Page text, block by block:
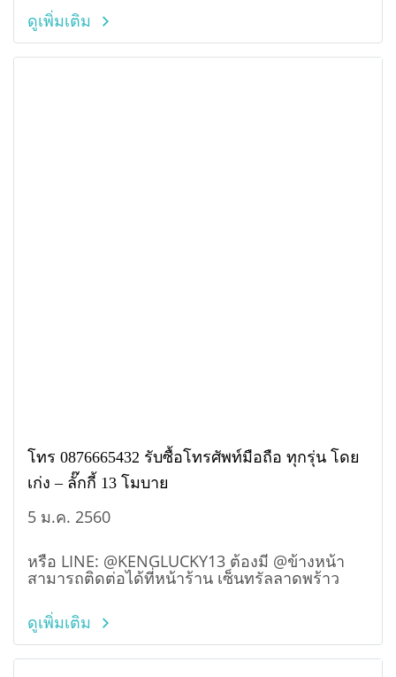
ดูเพิ่มเติม
โทร 0876665432 รับซื้อโทรศัพท์มือถือ ทุกรุ่น โดย
เก่ง – ​ลั๊กกี้ 13 โมบาย
5 ม.ค. 2560
หรือ LINE: @KENGLUCKY13 ต้องมี @ข้างหน้า
สามารถติดต่อได้ที่หน้าร้าน เซ็นทรัลลาดพร้าว
ดูเพิ่มเติม